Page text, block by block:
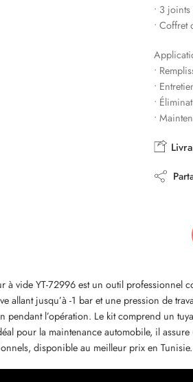
• 3
• Coffret
•
•
•
•
à vide YT-72996 est un outil
allant jusqu’à -1 bar et une pression de
pendant l’opération. Le kit comprend un
pour la maintenance automobile, il
disponible au meilleur prix en Tunisie.